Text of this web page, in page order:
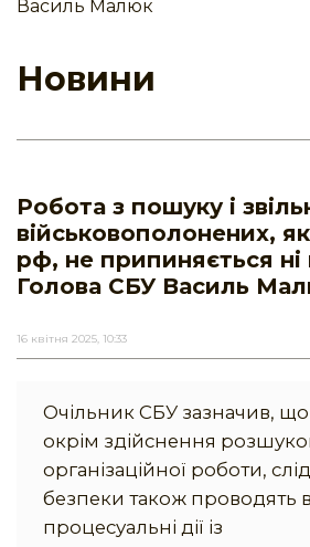
Василь Малюк
Новини
Робота з пошуку і
військовополонених,
рф, не припиняється ні
Голова СБУ Василь
16 квітня 2025, 10:33
Очільник СБУ зазначив, що
окрім здійснення
організаційної роботи,
безпеки також проводять
процесуальні дії із